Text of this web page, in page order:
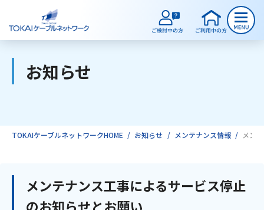
ご検討中のお客様
インターネット
お知らせ
TOKAIケーブルネットワークHOME お知らせ メンテナンス情報 メン
メンテナンス工事によるサービス停止
のお知らせとお願い